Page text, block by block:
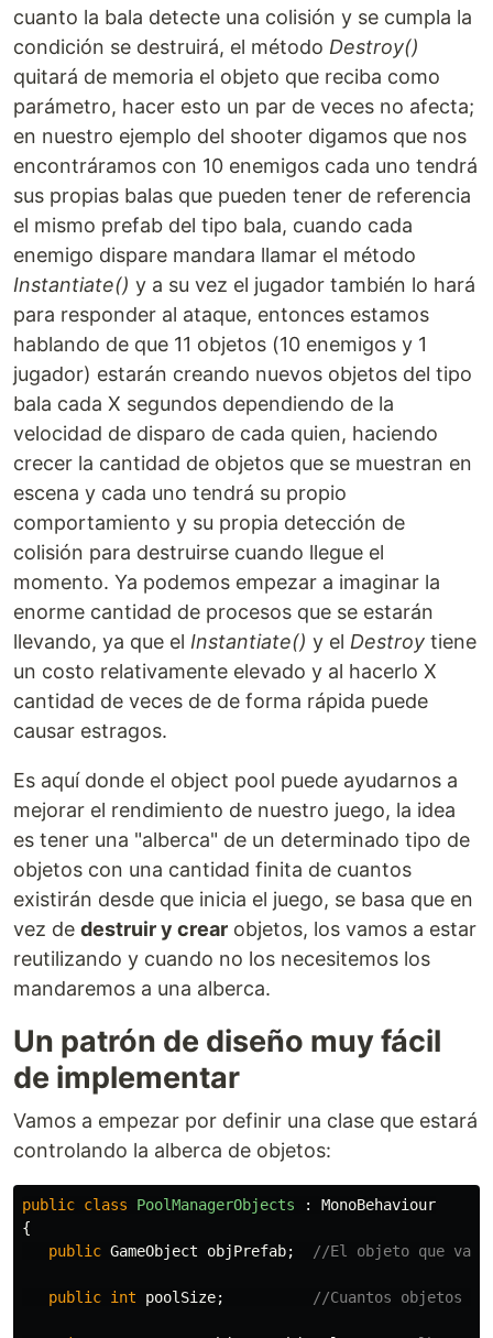
cuanto la bala detecte una colisión y se cumpla la
condición se destruirá, el método Destroy()
quitará de memoria el objeto que reciba como
parámetro, hacer esto un par de veces no afecta;
en nuestro ejemplo del shooter digamos que nos
encontráramos con 10 enemigos cada uno tendrá
sus propias balas que pueden tener de referencia
el mismo prefab del tipo bala, cuando cada
enemigo dispare mandara llamar el método
Instantiate() y a su vez el jugador también lo hará
para responder al ataque, entonces estamos
hablando de que 11 objetos (10 enemigos y 1
jugador) estarán creando nuevos objetos del tipo
bala cada X segundos dependiendo de la
velocidad de disparo de cada quien, haciendo
crecer la cantidad de objetos que se muestran en
escena y cada uno tendrá su propio
comportamiento y su propia detección de
colisión para destruirse cuando llegue el
momento. Ya podemos empezar a imaginar la
enorme cantidad de procesos que se estarán
llevando, ya que el Instantiate() y el Destroy tiene
un costo relativamente elevado y al hacerlo X
cantidad de veces de de forma rápida puede
causar estragos.
Es aquí donde el object pool puede ayudarnos a
mejorar el rendimiento de nuestro juego, la idea
es tener una "alberca" de un determinado tipo de
objetos con una cantidad finita de cuantos
existirán desde que inicia el juego, se basa que en
vez de destruir y crear objetos, los vamos a estar
reutilizando y cuando no los necesitemos los
mandaremos a una alberca.
Un patrón de diseño muy fácil
de implementar
Vamos a empezar por definir una clase que estará
controlando la alberca de objetos:
public class PoolManagerObjects :
MonoBehaviour
{
public GameObject objPrefab; //El objeto que
public int poolSize; //Cuantos objetos